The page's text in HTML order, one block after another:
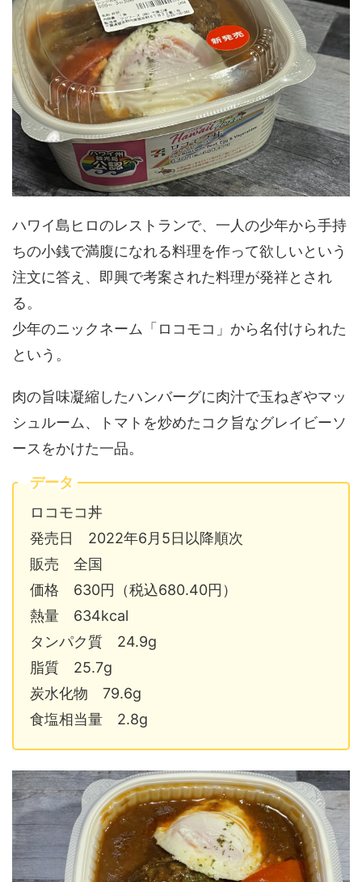
ハワイ島ヒロのレストランで、一人の少年から手持
ちの小銭で満腹になれる料理を作って欲しいという
注文に答え、即興で考案された料理が発祥とされ
る。
少年のニックネーム「ロコモコ」から名付けられた
という。
肉の旨味凝縮したハンバーグに肉汁で玉ねぎやマッ
シュルーム、トマトを炒めたコク旨なグレイビーソ
ースをかけた一品。
データ
ロコモコ丼
発売日 2022年6月5日以降順次
販売 全国
価格 630円（税込680.40円）
熱量 634kcal
タンパク質 24.9g
脂質 25.7g
炭水化物 79.6g
食塩相当量 2.8g